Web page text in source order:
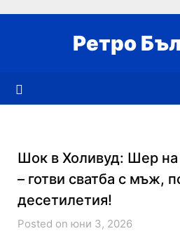
Ретро
Шок в Холивуд: Шер на
– готви сватба с мъж,
десетилетия!
Posted on юни 3, 2026